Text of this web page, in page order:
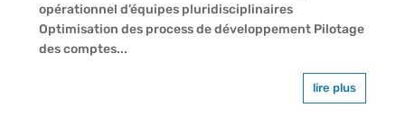
opérationnel d’équipes pluridisciplinaires
Optimisation des process de développement Pilotage
des comptes...
lire plus